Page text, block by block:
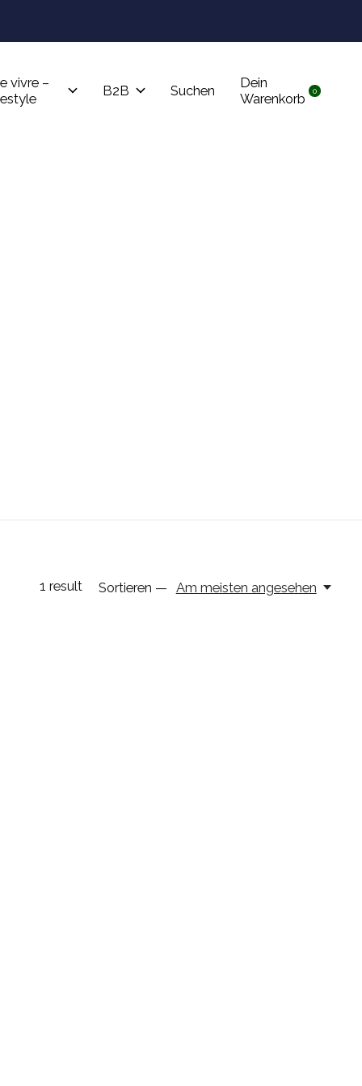
vivre –
B2B Suchen
Dein
Warenkorb
0items
1 result Sortieren — Am meisten angesehen